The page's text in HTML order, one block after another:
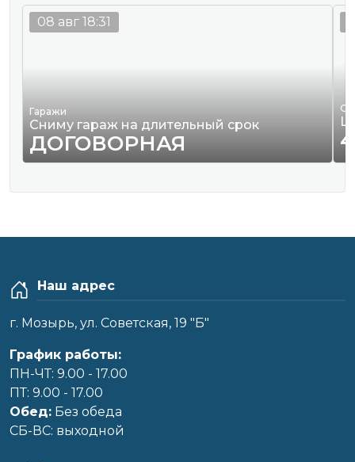
Гаражи
Сниму гараж на длительный срок
ДОГОВОРНАЯ
08 авг 18:31
Наш адрес
г. Мозырь, ул. Советская, 19 "Б"
График работы:
ПН-ЧТ: 9.00 - 17.00
ПТ: 9.00 - 17.00
Обед: Без обеда
CБ-ВС: выходной